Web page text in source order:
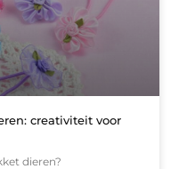
creativiteit voor
dieren?